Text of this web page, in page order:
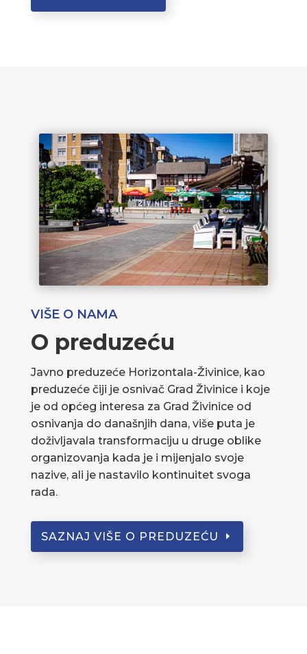
VIŠE O NAMA
O preduzeću
Javno preduzeće Horizontala-Živinice, kao
preduzeće čiji je osnivač Grad Živinice i koje
je od općeg interesa za Grad Živinice od
osnivanja do današnjih dana, više puta je
doživljavala transformaciju u druge oblike
organizovanja kada je i mijenjalo svoje
nazive, ali je nastavilo kontinuitet svoga
rada.
SAZNAJ VIŠE O PREDUZEĆU